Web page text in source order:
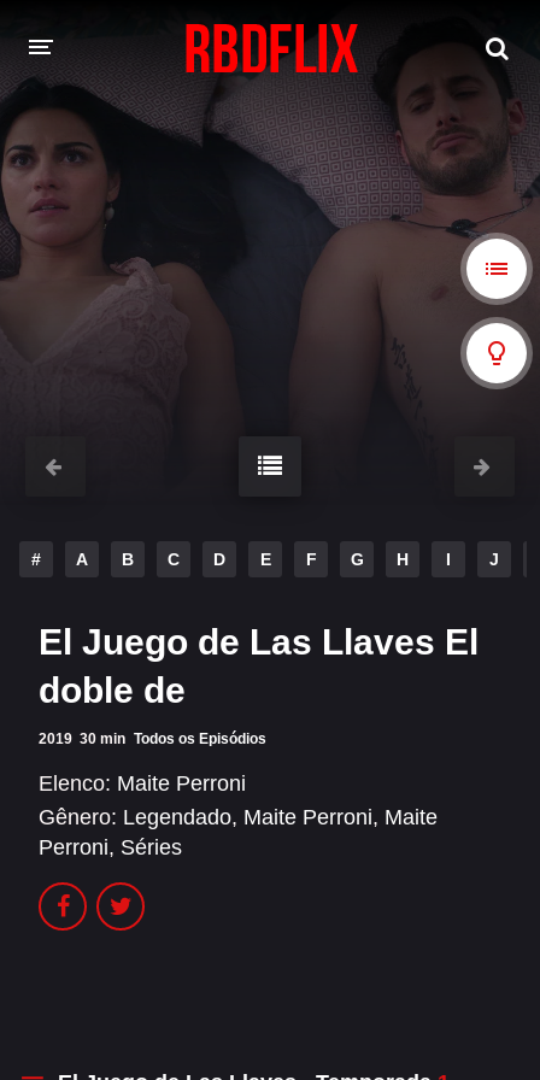
HOME
REBELDE
Rebelde: En Español Rebelde: Dublado
FILMES
Christopher Von Uckermann
Alfonso Herrera Anahí
Dulce María Maite Perroni
RBD
Alfonso Herrera Anahí
Dulce María
# A B C D E F G H I J
El Juego de Las Llaves El
doble de
2019 30 min Todos os Episódios
Elenco: Maite Perroni
Gênero: Legendado, Maite Perroni, Maite
Perroni, Séries